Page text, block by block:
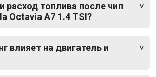
расход топлива после чип
Octavia A7 1.4 TSI?
влияет на двигатель и